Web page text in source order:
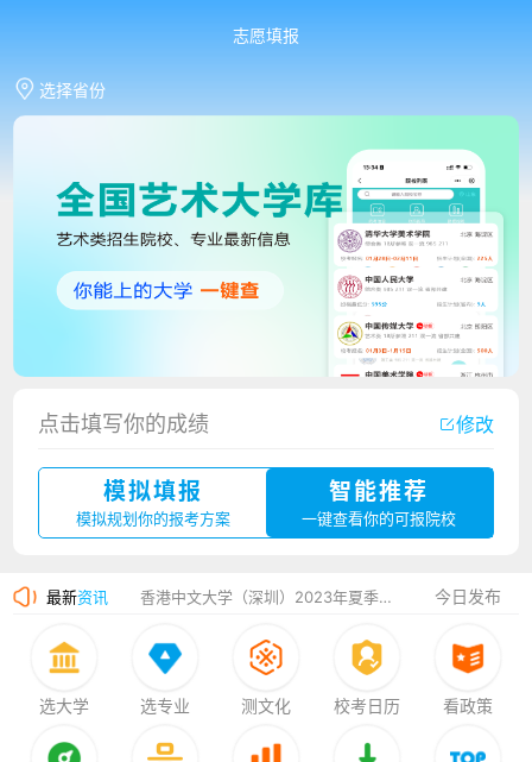
志愿填报
选择省份
点击填写你的成绩 修改
模拟填报
模拟规划你的报考方案
智能推荐
一键查看你的可报院校
最新资讯
广州华立科技职业学院2023年夏季高考招生简章
香港中文大学（深圳）2023年夏季高考招生简章
厦门大学嘉庚学院2023年艺术类招生简章
今日发布
选大学 选专业 测文化 校考日历 看政策